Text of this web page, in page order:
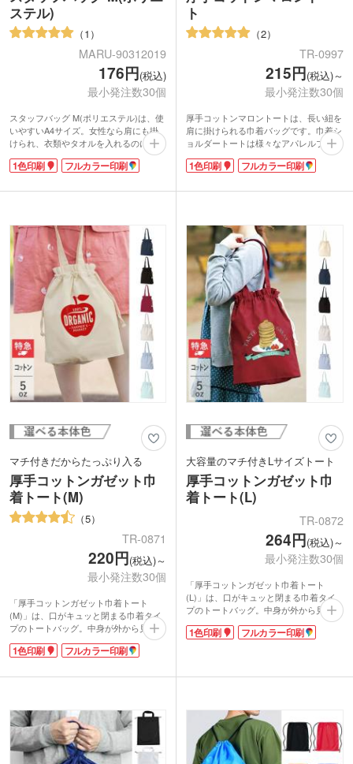
ステル)
1
MARU-90312019
176円(税込)
最小発注数30個
スタッフバッグ M(ポリエステル)は、使
いやすいA4サイズ。女性なら肩にも掛
けられ、衣類やタオルを入れるのにもぴ
ったりです。靴を入れるのにもちょうど
いい大きさですよ。
すく軽くて丈夫!かさ張らないので持ち
しっかりと閉められるところも魅力で
す。世代を問わずに使えますよ。
5種類のカラー展開でベーシックなブラ
ック・ホワイトの他、鮮やかなレッド・
ブルー・イエローもあります。名入れも
可能で、シルク1色印刷、フルカラー転
写印刷に対応。イメージに合ったものを
選べるので、オリジナリティが出せます
1色印刷 フルカラー印刷
ト
2
TR-0997
215円(税込)～
最小発注数30個
厚手コットンマロントートは、長い紐を
肩に掛けられる巾着バッグです。巾着シ
ョルダートートは様々なアパレルブラン
ドが展開し大流行中! この厚手コットン
マロントートはコロンとしたフォルムが
マホの他にメイクポーチなども入れられ
す。コットンは季節問わず使えるので、
出番が多くなりそう。
1色やフルカラーでの印刷ができます。
印刷範囲が大きいので、ショップ名やロ
ゴが映えますよ。トレンド最先端のノベ
ルティになるオリジナルバッグを作って
みませんか。
1色印刷 フルカラー印刷
マチ付きだからたっぷり入る
厚手コットンガゼット巾
着トート(M)
5
TR-0871
220円(税込)～
最小発注数30個
「厚手コットンガゼット巾着トート
(M)」は、口がキュッと閉まる巾着タイ
プのトートバッグ。中身が外から見えな
いので、貴重品を入れても安心。持ち手
も付いているので、通勤・通学のお弁当
す。数日の出張や旅行の際に衣服を入れ
してだけではなく、服飾雑貨店や海外輸
入食品店などのショッパーとしてもご利
用いただけます。
1色印刷 フルカラー印刷
大容量のマチ付きLサイズトート
厚手コットンガゼット巾
着トート(L)
TR-0872
264円(税込)～
最小発注数30個
「厚手コットンガゼット巾着トート
(L)」は、口がキュッと閉まる巾着タイ
プのトートバッグ。中身が外から見えな
いので、貴重品を入れても安心。マチ付
でたっぷり入るので、通学のメインバッ
や海外輸入食品店などのショッパーとし
てもご利用いただけます。
1色印刷 フルカラー印刷